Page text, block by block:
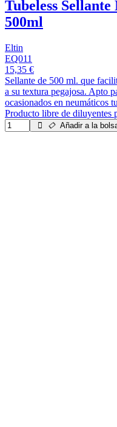
Tubeless
500ml
Eltin
EQ011
15,35 €
Sellante de 500 ml. que
a su textura pegajosa. Apto
ocasionados en neumáticos
Producto libre de diluyentes
Añadir a la